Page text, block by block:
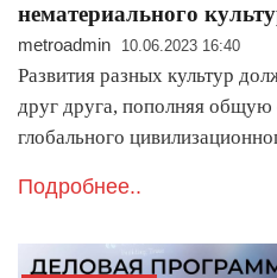
нематериального
metroadmin 10.06.2023 16:40
Развития разных культур
друг друга, пополняя
глобального
Подробнее..